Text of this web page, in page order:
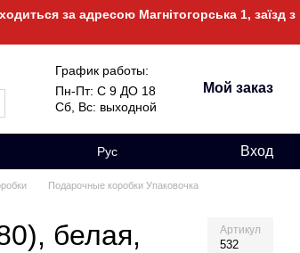
за адресою Магнітогорська 1, заїзд з
График работы:
Пн-Пт: С 9 ДО 18
Сб, Вс: выходной
Мой заказ
Рус Вход
Подарочные коробки Упаковочка
белая,
Артикул
532